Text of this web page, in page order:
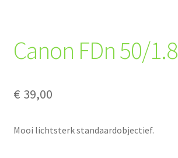
Canon FDn 50/1.8
€ 39,00
Mooi lichtsterk standaardobjectief.